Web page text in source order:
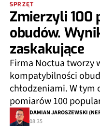
SPRZĘT
Zmierzyli 100
obudów.
zaskakujące
Firma Noctua tworzy
kompatybilności
chłodzeniami. W tym
pomiarów 100
DAMIAN JAROSZEWSKI
08:35